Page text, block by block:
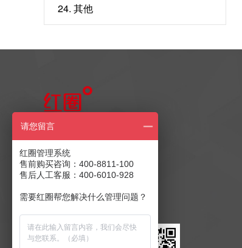
24. 其他
售前产品咨询
400-8811-100
售后客服：400-6010-928
商务合作：
发送至邮箱
请您留言
红圈管理系统
售前购买咨询：400-8811-100
售后人工客服：400-6010-928
需要红圈帮您解决什么管理问题？